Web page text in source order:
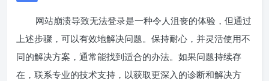
网站崩溃导致无法登录是一种令人沮丧的体验，但通过
上述步骤，可以有效地解决问题。保持耐心，并灵活使用不
同的解决方案，通常能找到适合的办法。如果问题持续存
在，联系专业的技术支持，以获取更深入的诊断和解决方